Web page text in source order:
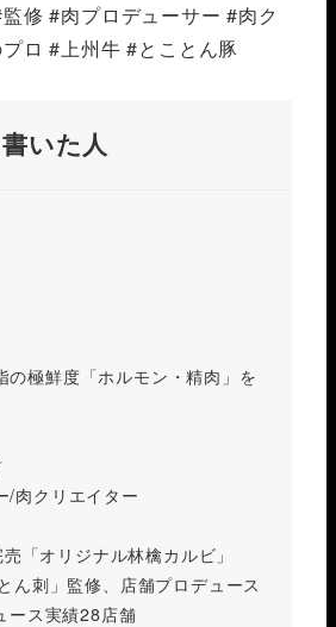
修 #肉プロデューサー #肉ク
ロ #上州牛 #とことん豚
いた人
の極鮮度「ホルモン・精肉」を
/肉クリエイター
「オリジナル林檎カルビ」
ん刺」監修、店舗プロデュース
ース実績28店舗